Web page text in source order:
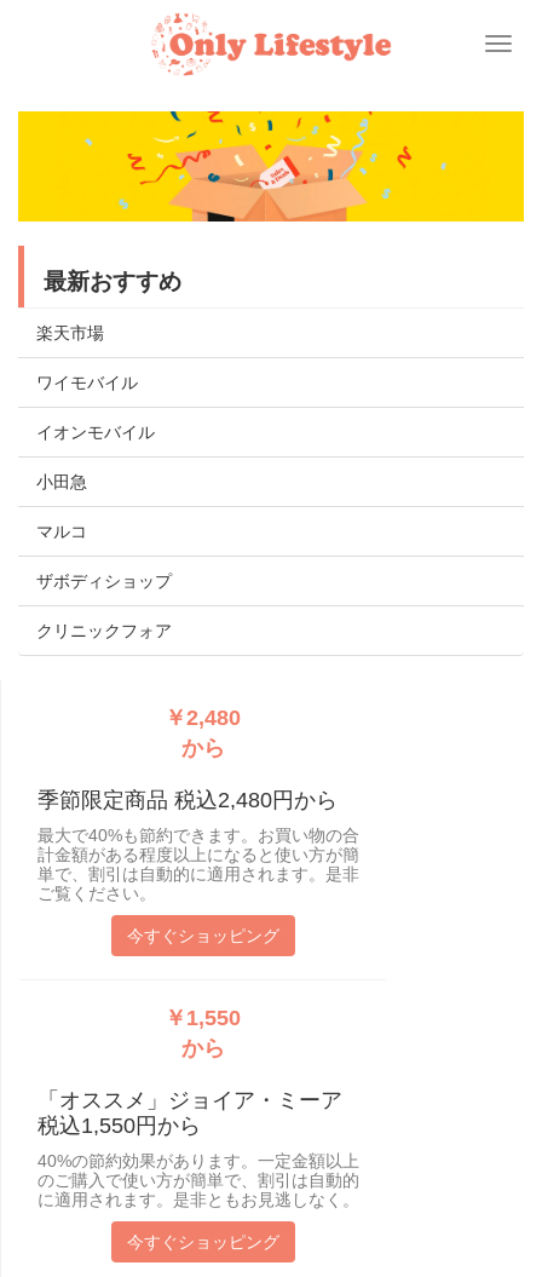
Toggle
最新おすすめ
楽天市場
ワイモバイル
イオンモバイル
小田急
マルコ
ザボディショップ
クリニックフォア
￥2,480
から
季節限定商品 税込2,480円から
最大で40%も節約できます。お買い物の合
計金額がある程度以上になると使い方が簡
単で、割引は自動的に適用されます。是非
ご覧ください。
今すぐショッピング
￥1,550
から
「オススメ」ジョイア・ミーア
税込1,550円から
40%の節約効果があります。一定金額以上
のご購入で使い方が簡単で、割引は自動的
に適用されます。是非ともお見逃しなく。
今すぐショッピング